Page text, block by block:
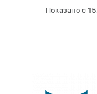
Показано с